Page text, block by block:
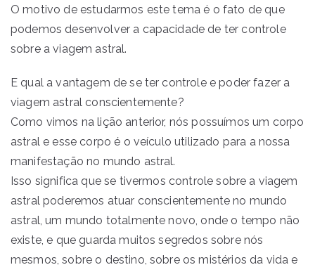
O motivo de estudarmos este tema é o fato de que
podemos desenvolver a capacidade de ter controle
sobre a viagem astral.
E qual a vantagem de se ter controle e poder fazer a
viagem astral conscientemente?
Como vimos na lição anterior, nós possuímos um corpo
astral e esse corpo é o veículo utilizado para a nossa
manifestação no mundo astral.
Isso significa que se tivermos controle sobre a viagem
astral poderemos atuar conscientemente no mundo
astral, um mundo totalmente novo, onde o tempo não
existe, e que guarda muitos segredos sobre nós
mesmos, sobre o destino, sobre os mistérios da vida e